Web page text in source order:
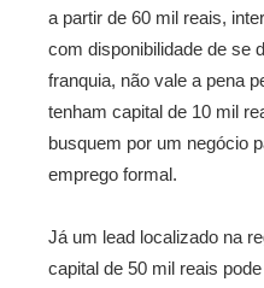
a partir de 60 mil reais,
com disponibilidade de se
franquia, não vale a pena
tenham capital de 10 mil
busquem por um negócio
emprego formal.
Já um lead localizado na
capital de 50 mil reais